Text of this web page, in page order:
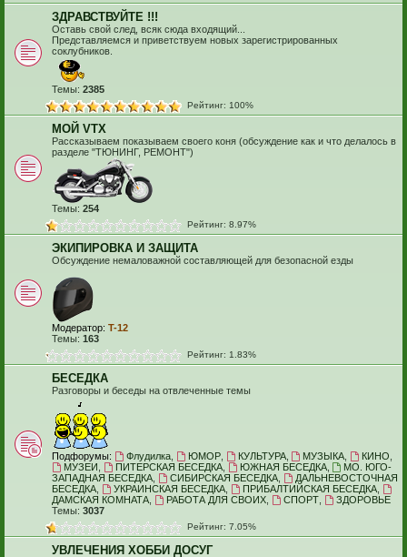
ЗДРАВСТВУЙТЕ !!!
Оставь свой след, всяк сюда входящий...
Представляемся и приветствуем новых зарегистрированных
соклубников.
Темы: 2385
Рейтинг: 100%
МОЙ VTX
Рассказываем показываем своего коня (обсуждение как и что делалось в
разделе "ТЮНИНГ, РЕМОНТ")
Темы: 254
Рейтинг: 8.97%
ЭКИПИРОВКА И ЗАЩИТА
Обсуждение немаловажной составляющей для безопасной езды
Модератор: T-12
Темы: 163
Рейтинг: 1.83%
БЕСЕДКА
Разговоры и беседы на отвлеченные темы
Подфорумы: Флудилка, ЮМОР, КУЛЬТУРА, МУЗЫКА КИНО
МУЗЕИ
ПИТЕРСКАЯ БЕСЕДКА, ЮЖНАЯ БЕСЕДКА,
МО. ЮГО-
ЗАПАДНАЯ БЕСЕДКА
СИБИРСКАЯ БЕСЕДКА,
ДАЛЬНЕВОСТОЧНАЯ
БЕСЕДКА
УКРАИНСКАЯ БЕСЕДКА, ПРИБАЛТИЙСКАЯ БЕСЕДКА,
ДАМСКАЯ КОМНАТА
РАБОТА ДЛЯ СВОИХ, СПОРТ,
ЗДОРОВЬЕ
Темы: 3037
Рейтинг: 7.05%
УВЛЕЧЕНИЯ ХОББИ ДОСУГ